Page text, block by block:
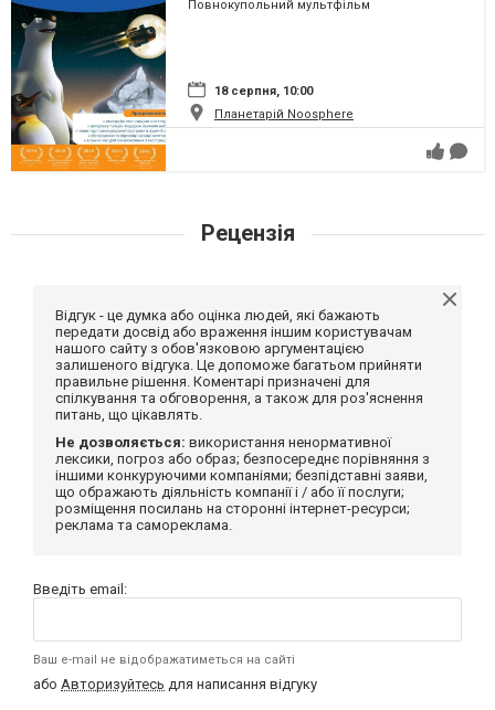
Повнокупольний мультфільм
18 серпня, 10:00
Планетарій Noosphere
Рецензія
Відгук - це думка або оцінка людей, які бажають
передати досвід або враження іншим користувачам
нашого сайту з обов'язковою аргументацією
залишеного відгука. Це допоможе багатьом прийняти
правильне рішення. Коментарі призначені для
спілкування та обговорення, а також для роз'яснення
питань, що цікавлять.
Не дозволяється: використання ненормативної
лексики, погроз або образ; безпосереднє порівняння з
іншими конкуруючими компаніями; безпідставні заяви,
що ображають діяльність компанії і / або її послуги;
розміщення посилань на сторонні інтернет-ресурси;
реклама та самореклама.
Введіть email:
Ваш e-mail не відображатиметься на сайті
або Авторизуйтесь для написання відгуку